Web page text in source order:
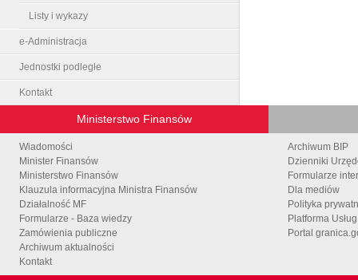
Listy i wykazy
e-Administracja
Jednostki podległe
Kontakt
Ministerstwo Finansów
Wiadomości
Minister Finansów
Ministerstwo Finansów
Klauzula informacyjna Ministra Finansów
Działalność MF
Formularze - Baza wiedzy
Zamówienia publiczne
Archiwum aktualności
Kontakt
Archiwum BIP
Dzienniki
Formularze
Dla mediów
Polityka
Platforma
Portal